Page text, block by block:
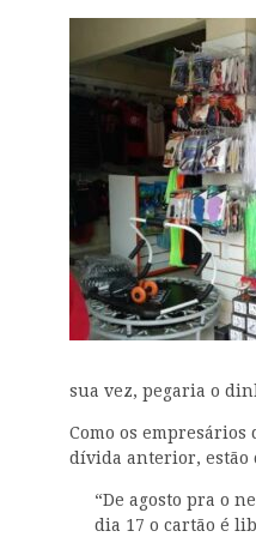
sua vez, pegaria o
Como os
dívida anterior, estão
“De agosto pra o
dia 17 o cartão é